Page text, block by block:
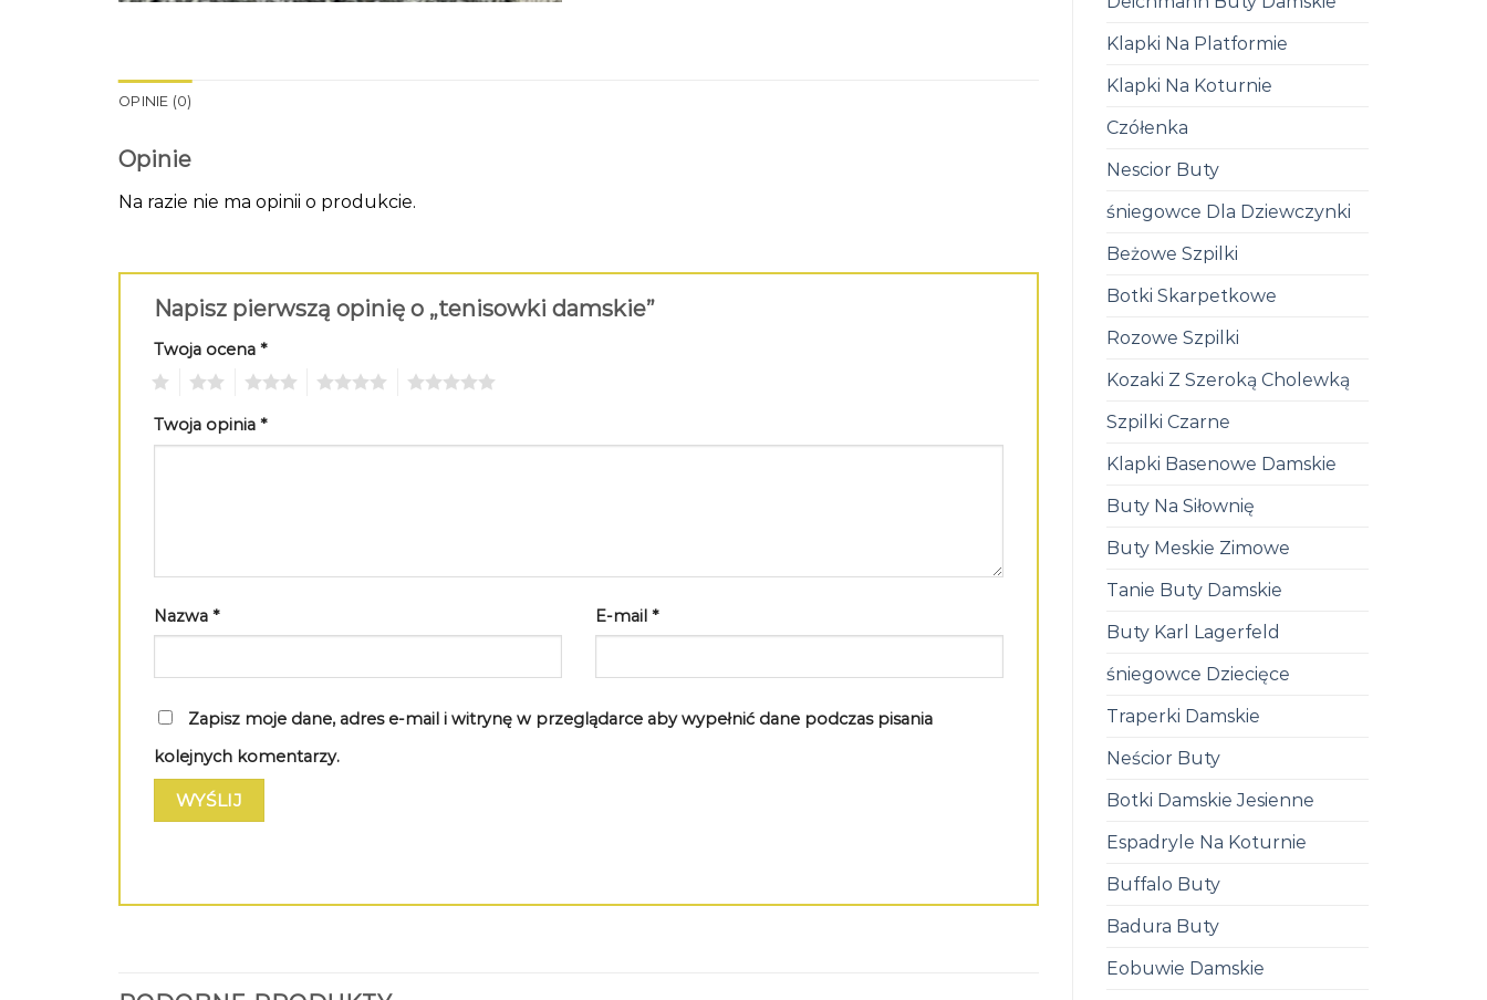
Klapki Na Platformie
Klapki Na Koturnie
Czółenka
Nescior Buty
śniegowce Dla Dziewczynki
Beżowe Szpilki
Botki Skarpetkowe
Rozowe Szpilki
Kozaki Z Szeroką Cholewką
Szpilki Czarne
Klapki Basenowe Damskie
Buty Na Siłownię
Buty Meskie Zimowe
Tanie Buty Damskie
Buty Karl Lagerfeld
śniegowce Dziecięce
Traperki Damskie
Neścior Buty
Botki Damskie Jesienne
Espadryle Na Koturnie
Buffalo Buty
Badura Buty
Eobuwie Damskie
OPINIE (0)
Opinie
Na razie nie ma opinii o produkcie.
Napisz pierwszą opinię o „tenisowki damskie”
Twoja ocena *
Twoja opinia *
Nazwa * E-mail *
Zapisz moje dane, adres e-mail i witrynę w przeglądarce aby wypełnić dane podczas pisania
kolejnych komentarzy.